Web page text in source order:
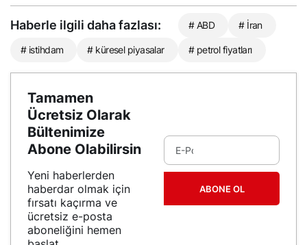
Haberle ilgili daha fazlası: # ABD # İran
# istihdam # küresel piyasalar # petrol fiyatları
Tamamen
Ücretsiz Olarak
Bültenimize
Abone Olabilirsin
Yeni haberlerden
haberdar olmak için
fırsatı kaçırma ve
ücretsiz e-posta
aboneliğini hemen
ABONE OL